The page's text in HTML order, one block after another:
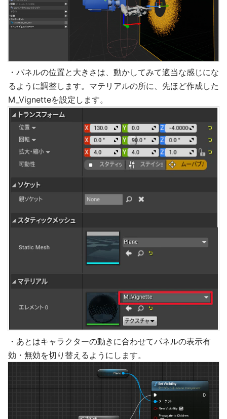
・パネルの位置と大きさは、動かしてみて適当な感じにな
るように調整します。マテリアルの所に、先ほど作成した
M_Vignetteを設定します。
・あとはキャラクターの動きに合わせてパネルの表示有
効・無効を切り替えるようにします。